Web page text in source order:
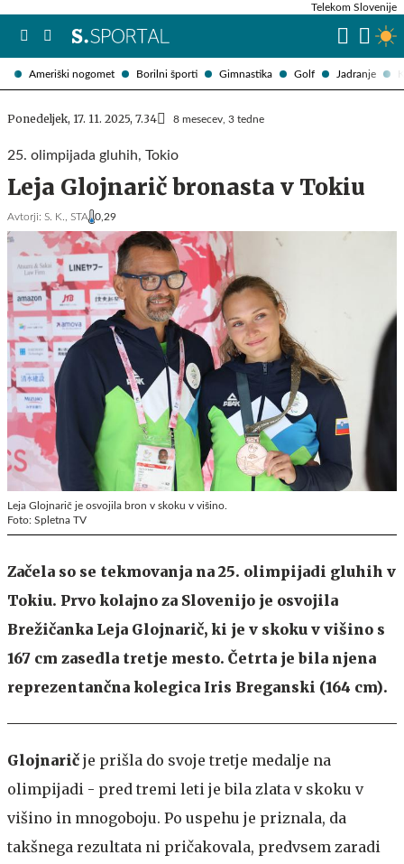
Ameriški nogomet Borilni športi Gimnastika Golf Jadranje
Telekom Slovenije
Ponedeljek, 17. 11. 2025, 7.34 8 mesecev, 3 tedne
25. olimpijada gluhih, Tokio
Leja Glojnarič bronasta v Tokiu
Avtorji: S. K., STA 0,29
Leja Glojnarič je osvojila bron v skoku v višino.
Foto: Spletna TV
Začela so se tekmovanja na 25. olimpijadi gluhih v
Tokiu. Prvo kolajno za Slovenijo je osvojila
Brežičanka Leja Glojnarič, ki je v skoku v višino s
167 cm zasedla tretje mesto. Četrta je bila njena
reprezentančna kolegica Iris Breganski (164 cm).
Glojnarič je prišla do svoje tretje medalje na
olimpijadi - pred tremi leti je bila zlata v skoku v
višino in mnogoboju. Po uspehu je priznala, da
takšnega rezultata ni pričakovala, predvsem zaradi